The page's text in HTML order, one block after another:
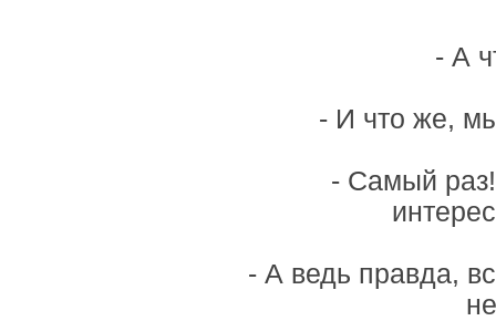
- А
- И что же,
- Самый
- А ведь правда,